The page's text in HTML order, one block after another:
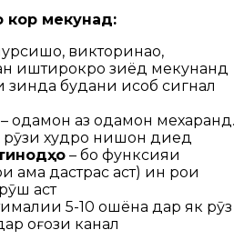
кор мекунад:
викторинаҳо,
иштирокро зиёд мекунанд
зинда будани ҳисоб сигнал
– одамон аз одамон мехаранд.
рӯзи худро нишон диҳед
– бо функсияи
ҳама дастрас аст) ин роҳи
аст
5-10 ошёна дар як рӯз
оғози канал